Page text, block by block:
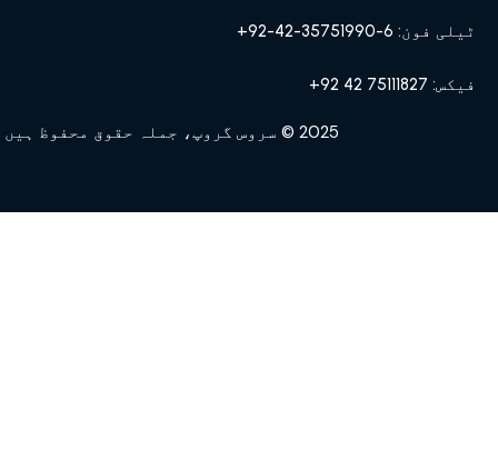
ٹیلی فون: 6-35751990-42-92+
فیکس: 75111827 42 92+
2025 © سروس گروپ، جملہ حقوق محفوظ ہیں